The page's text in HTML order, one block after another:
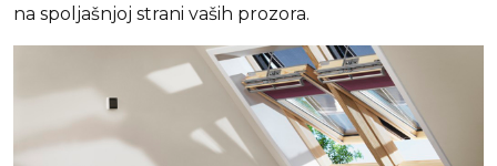
na spoljašnjoj strani vaših prozora.